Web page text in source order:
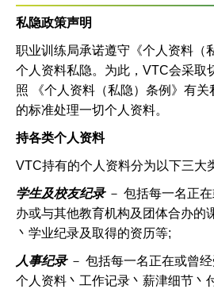
私隐政策声明
职业训练局承诺遵守《个人资料（
个人资料私隐。为此，VTC会采取
照 《个人资料（私隐）条例》有
的标准处理一切个人资料。
持各类个人资料
VTC持有的个人资料分为以下三大
学生及校友纪录－ 包括每一名正
办或与其他教育机构及团体合办的
丶学业纪录及取得的资历等;
人事纪录－ 包括每一名正在或曾
个人资料丶工作记录丶薪津细节丶